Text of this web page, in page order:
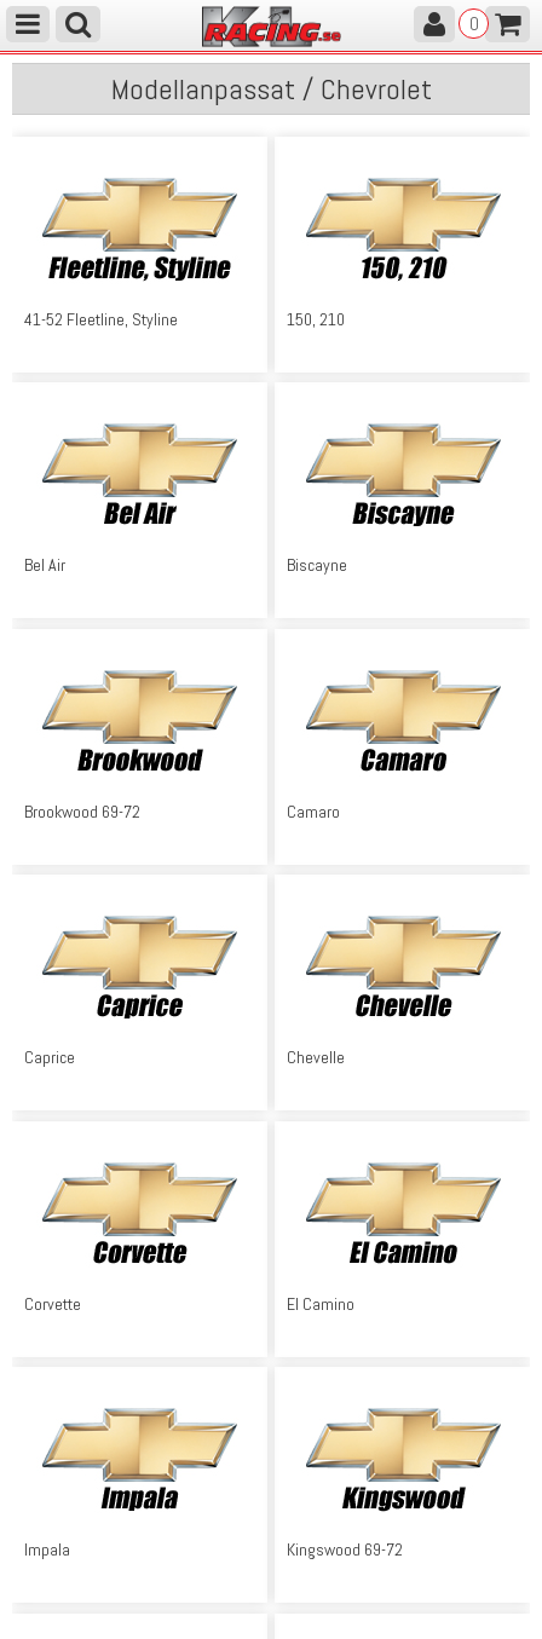
0
Modellanpassat / Chevrolet
41-52 Fleetline, Styline 150, 210
Bel Air Biscayne
Brookwood 69-72 Camaro
Caprice Chevelle
Corvette El Camino
Impala Kingswood 69-72